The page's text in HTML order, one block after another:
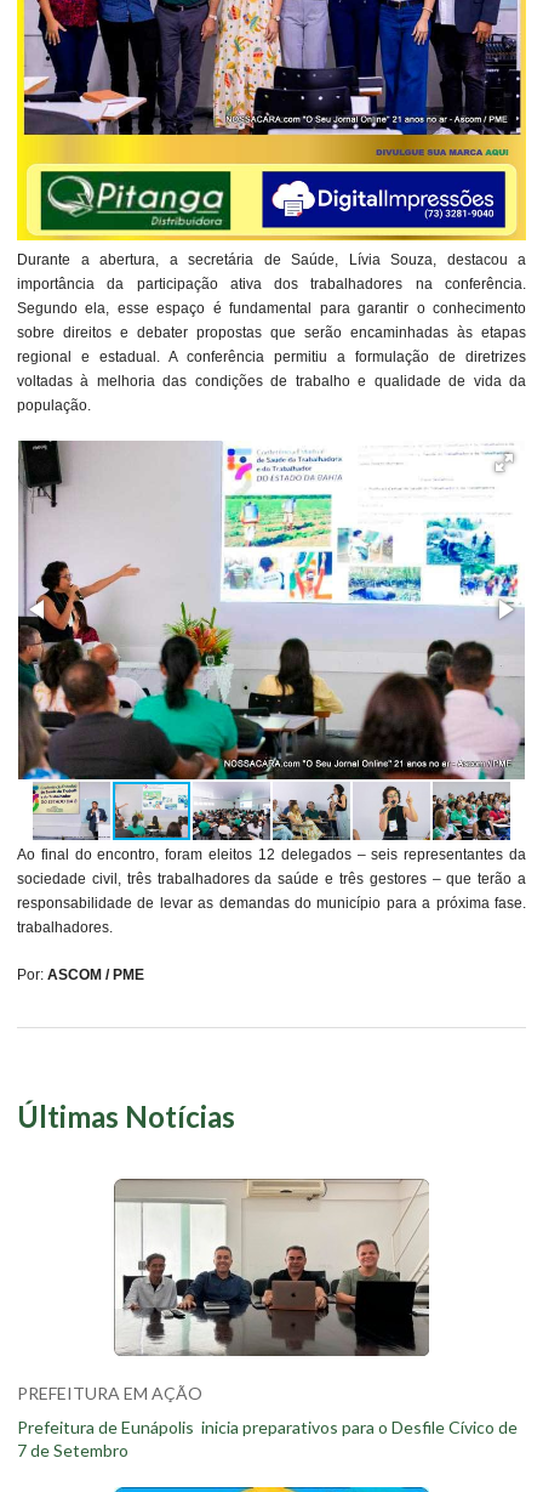
Durante a abertura, a secretária de Saúde, Lívia Souza, destacou a
importância da participação ativa dos trabalhadores na conferência.
Segundo ela, esse espaço é fundamental para garantir o conhecimento
sobre direitos e debater propostas que serão encaminhadas às etapas
regional e estadual. A conferência permitiu a formulação de diretrizes
voltadas à melhoria das condições de trabalho e qualidade de vida da
população.
Ao final do encontro, foram eleitos 12 delegados – seis representantes da
sociedade civil, três trabalhadores da saúde e três gestores – que terão a
responsabilidade de levar as demandas do município para a próxima fase.
trabalhadores.
Por: ASCOM / PME
Últimas Notícias
PREFEITURA EM AÇÃO
Prefeitura de Eunápolis inicia preparativos para o Desfile Cívico de
7 de Setembro